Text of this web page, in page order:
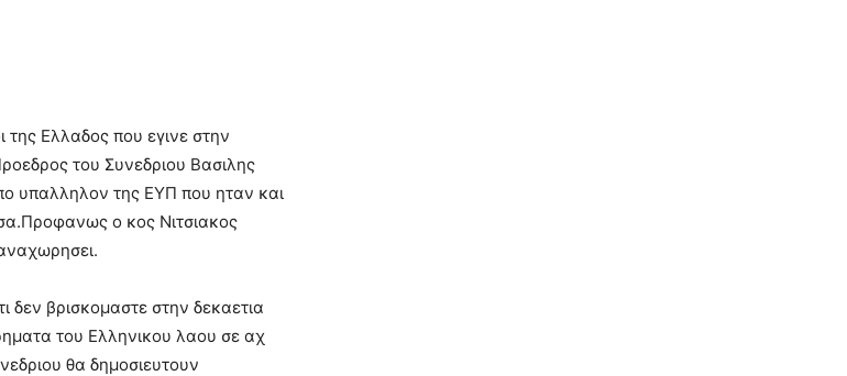
Ελλαδος που εγινε στην
του Συνεδριου Βασιλης
υπαλληλον της ΕΥΠ που ηταν και
ο κος Νιτσιακος
βρισκομαστε στην δεκαετια
του Ελληνικου λαου σε αχ
θα δημοσιευτουν